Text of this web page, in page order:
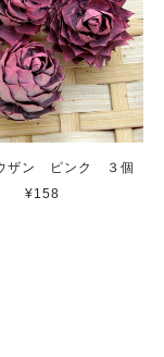
ザン ピンク ３個
¥158